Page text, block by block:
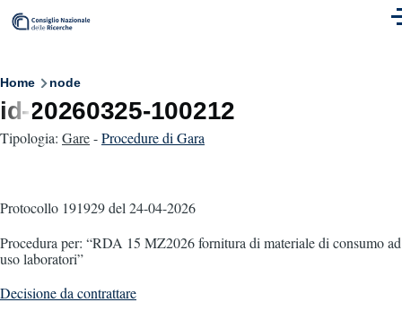
Skip to main content
Breadcrumb
Home node
id-20260325-100212
Tipologia: Gare-Procedure di Gara
Protocollo 191929del 24-04-2026
Procedura per: “RDA 15 MZ2026 fornitura di materiale di consumo ad
uso laboratori”
Decisione da contrattare